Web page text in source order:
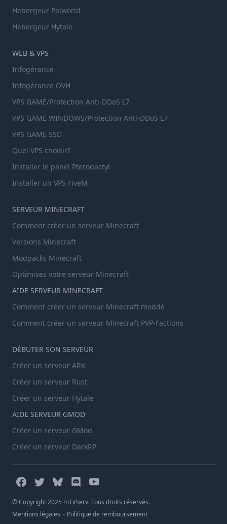
Hebergeur Palworld
Hebergeur Hytale
WEB & VPS
Infogérance
Infogérance OVH
VPS GAME/Protection Anti-DDoS L7
VPS GAME WINDOWS/Protection Anti-DDoS L7
VPS GAME SSD
Quel VPS choisir?
Installer le panel Pterodactyl
Installer un VPS FiveM
SERVEUR MINECRAFT
Comment créer un serveur Minecraft
Versions Minecraft
Modpacks Minecraft
Optimisez votre serveur Minecraft
AIDE SERVEUR MINECRAFT
Comment créer un serveur Minecraft moddé
Comment créer un serveur Minecraft PVP-Factions
DÉBUTER SON SERVEUR
Créer un serveur ARK
Créer un serveur Rust
Créer un serveur Hytale
AIDE SERVEUR GMOD
Créer un serveur GMod
Créer un serveur DarkRP
© Copyright 2025 mTxServ. Tous droits réservés.
Mentions légales - Politique de remboursement